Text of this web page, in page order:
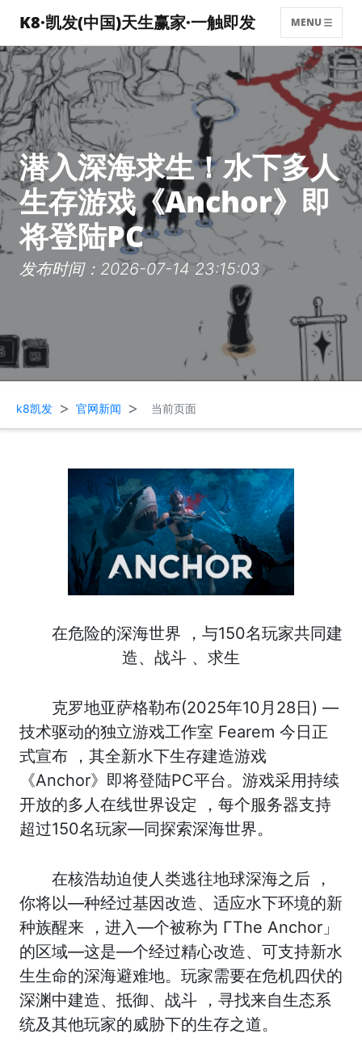
K8·凯发(中国)天生赢家·一触即发 MENU
潜入深海求生！水下多人
生存游戏《Anchor》即
将登陆PC
发布时间：2026-07-14 23:15:03
k8凯发 > 官网新闻 > 当前页面
在危险的深海世界 ，与150名玩家共同建
造、战斗 、求生
克罗地亚萨格勒布(2025年10月28日) —
技术驱动的独立游戏工作室 Fearem 今日正
式宣布 ，其全新水下生存建造游戏
《Anchor》即将登陆PC平台。游戏采用持续
开放的多人在线世界设定 ，每个服务器支持
超过150名玩家—同探索深海世界。
在核浩劫迫使人类逃往地球深海之后 ，
你将以—种经过基因改造、适应水下环境的新
种族醒来 ，进入—个被称为 ΓThe Anchor」
的区域—这是—个经过精心改造、可支持新水
生生命的深海避难地。玩家需要在危机四伏的
深渊中建造、抵御、战斗 ，寻找来自生态系
统及其他玩家的威胁下的生存之道。